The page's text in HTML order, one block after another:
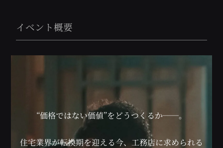
イベント概要
“価格ではない価値”をどうつくるか──。
住宅業界が転換期を迎える今、工務店に求められる